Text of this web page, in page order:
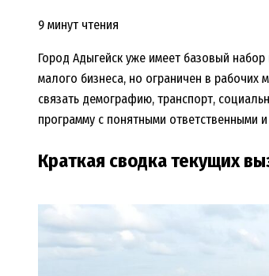
9 минут чтения
Город Адыгейск уже имеет базовый
малого бизнеса, но ограничен в рабочих
связать демографию, транспорт,
программу с понятными ответственными
Краткая сводка текущих